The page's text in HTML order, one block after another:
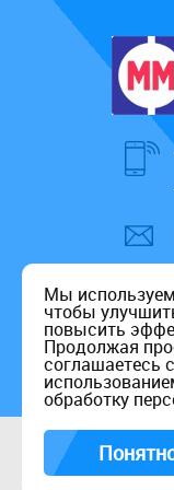
Данный
Мы
чтобы
повысить
Продолжая
соглашаетесь
обработку